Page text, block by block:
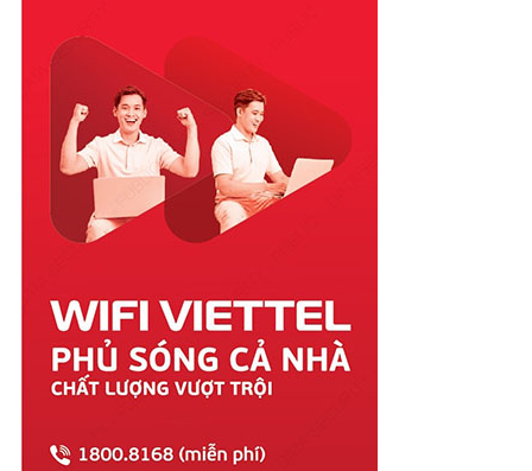
Quảng Ngãi
Quảng Ninh
Quảng Trị
Sóc Trăng
Sơn La
Tây Ninh
Thái Bình
Thái Nguyên
Thừa Thiên Huế
Tiền Giang
Trà Vinh
Tuyên Quang
Vĩnh Phúc